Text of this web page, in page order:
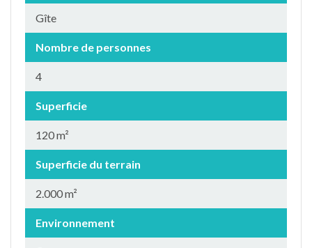
Gîte
Nombre de personnes
4
Superficie
120 m²
Superficie du terrain
2.000 m²
Environnement